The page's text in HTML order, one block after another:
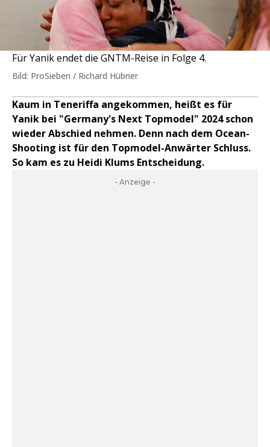
Für Yanik endet die GNTM-Reise in Folge 4.
Bild: ProSieben / Richard Hübner
Kaum in Teneriffa angekommen, heißt es für
Yanik bei "Germany's Next Topmodel" 2024 schon
wieder Abschied nehmen. Denn nach dem Ocean-
Shooting ist für den Topmodel-Anwärter Schluss.
So kam es zu Heidi Klums Entscheidung.
- Anzeige -